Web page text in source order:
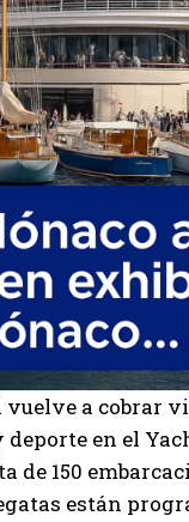
a cobrar
en el
de 150
están